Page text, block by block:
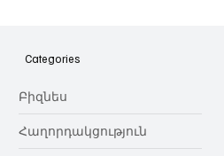
նվիրում որոշում
Categories
Բիզնես
Հաղորդակցություն